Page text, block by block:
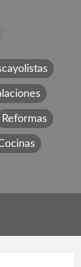
Reformas